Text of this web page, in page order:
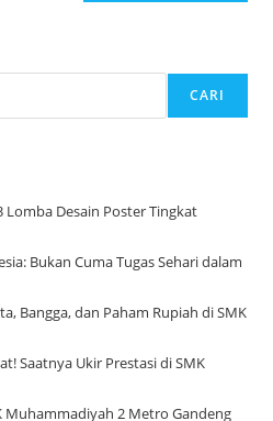
CARI
Lomba Desain Poster Tingkat
Bukan Cuma Tugas Sehari dalam
Bangga, dan Paham Rupiah di SMK
Saatnya Ukir Prestasi di SMK
Muhammadiyah 2 Metro Gandeng